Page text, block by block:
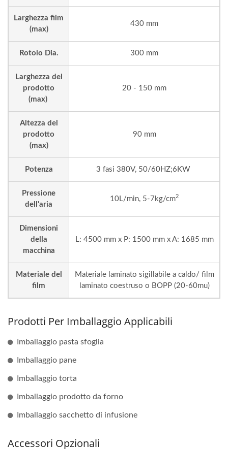
Larghezza film
(max)
430 mm
Rotolo Dia. 300 mm
Larghezza del
prodotto
(max)
20 - 150 mm
Altezza del
prodotto
(max)
90 mm
Potenza 3 fasi 380V, 50/60HZ;6KW
Pressione
dell'aria
10L/min, 5-7kg/cm2
Dimensioni
della
macchina
L: 4500 mm x P: 1500 mm x A: 1685 mm
Materiale del
film
Materiale laminato sigillabile a caldo/ film
laminato coestruso o BOPP (20-60mu)
Prodotti Per Imballaggio Applicabili
Imballaggio pasta sfoglia
Imballaggio pane
Imballaggio torta
Imballaggio prodotto da forno
Imballaggio sacchetto di infusione
Accessori Opzionali